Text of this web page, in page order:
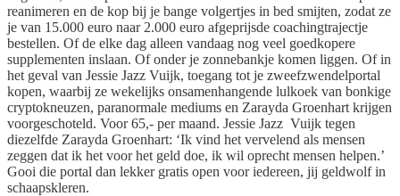
reanimeren en de kop bij je bange volgertjes in bed smijten, zodat ze
je van 15.000 euro naar 2.000 euro afgeprijsde coachingtrajectje
bestellen. Of de elke dag alleen vandaag nog veel goedkopere
supplementen inslaan. Of onder je zonnebankje komen liggen. Of in
het geval van Jessie Jazz Vuijk, toegang tot je zweefzwendelportal
kopen, waarbij ze wekelijks onsamenhangende lulkoek van bonkige
cryptokneuzen, paranormale mediums en Zarayda Groenhart krijgen
voorgeschoteld. Voor 65,- per maand. Jessie Jazz Vuijk tegen
diezelfde Zarayda Groenhart: ‘Ik vind het vervelend als mensen
zeggen dat ik het voor het geld doe, ik wil oprecht mensen helpen.’
Gooi die portal dan lekker gratis open voor iedereen, jij geldwolf in
schaapskleren.